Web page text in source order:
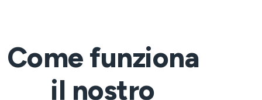
Come funziona
il nostro